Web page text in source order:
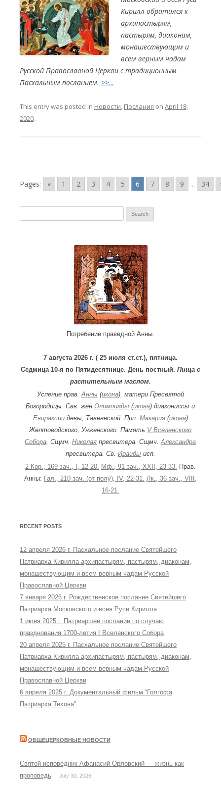
Кирилл обратился к
архипастырям,
пастырям, диаконам,
монашествующим и
всем верным чадам
Русской Православной Церкви с традиционным
Пасхальным посланием. >>...
This entry was posted in Новости, Послания on April 18,
2020.
Pages: « 1 2 3 4 5 6 7 8 9 ... 34
Погребение праведной Анны.
7 августа 2026 г. ( 25 июля ст.ст.), пятница.
Седмица 10-я по Пятидесятнице. День постный. Пища с
растительным маслом.
Успение прав. Анны (икона), матери Пресвятой
Богородицы. Свв. женОлимпиады (икона) диакониссы и
Евпраксии девы, Тавеннской. Прп. Макария (икона)
Желтоводского, Унженского. Память V Вселенского
Собора . Сщмч.Николая пресвитера. Сщмч.Александра
пресвитера. Св. Ираиды исп.
2 Кор., 169 зач., I, 12-20. Мф., 91 зач., XXII, 23-33. Прав.
Анны: Гал., 210 зач. (от полу́), IV, 22-31.
Лк., 36 зач., VIII,
16-21.
RECENT POSTS
12 апреля 2026 г. Пасхальное послание Святейшего
Патриарха Кирилла архипастырям, пастырям, диаконам,
монашествующим и всем верным чадам Русской
Православной Церкви
7 января 2026 г. Рождественское послание Святейшего
Патриарха Московского и всея Руси Кирилла
1 июня 2025 г. Патриаршее послание по случаю
празднования 1700-летия I Вселенского Собора
20 апреля 2025 г. Пасхальное послание Святейшего
Патриарха Кирилла архипастырям, пастырям, диаконам,
монашествующим и всем верным чадам Русской
Православной Церкви
6 апреля 2025 г. Документальный фильм “Голгофа
Патриарха Тихона”
ОБЩЕЦЕРКОВНЫЕ НОВОСТИ
Святой исповедник Афанасий Орловский — жизнь как
проповедь
July 30, 2026